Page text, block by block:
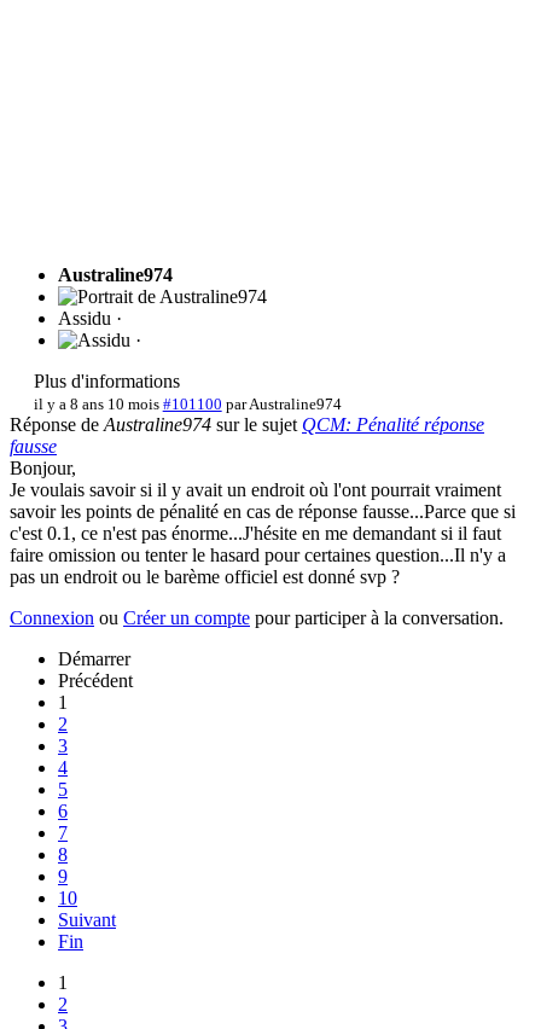
Australine974
Assidu ·
Plus d'informations
il y a 8 ans 10 mois #101100 parAustraline974
Réponse de Australine974 sur le sujet QCM: Pénalité réponse
fausse
Bonjour,
Je voulais savoir si il y avait un endroit où l'ont pourrait vraiment
savoir les points de pénalité en cas de réponse fausse...Parce que si
c'est 0.1, ce n'est pas énorme...J'hésite en me demandant si il faut
faire omission ou tenter le hasard pour certaines question...Il n'y a
pas un endroit ou le barème officiel est donné svp ?
Connexion ou Créer un compte pour participer à la conversation.
Démarrer
Précédent
1
2
3
4
5
6
7
8
9
10
Suivant
Fin
1
2